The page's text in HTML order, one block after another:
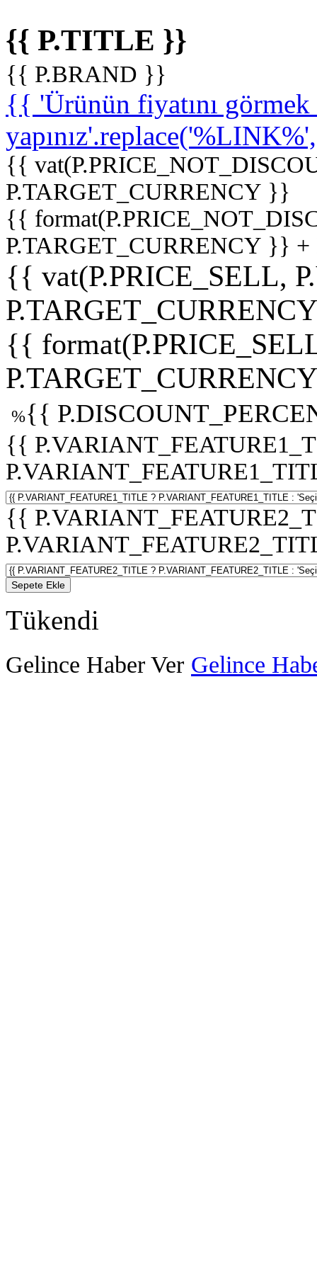
{{ P.TITLE }}
{{ P.BRAND }}
{{ 'Ürünün fiyatını
{{
P.TARGET_CURRENCY }}
{{
P.TARGET_CURRENCY }}
{{ vat(P.PRICE_SELL,
{{
%{{
{{
{{
Sepete Ekle
Tükendi
Gelince Haber Ver Gelince